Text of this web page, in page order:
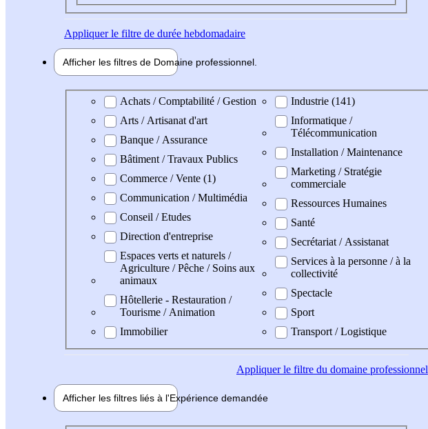
Appliquerle filtre de durée hebdomadaire
Afficher les filtres de Domaine professionnel
Domaine professionel
Achats / Comptabilité / Gestion
Arts / Artisanat d'art
Banque / Assurance
Bâtiment / Travaux Publics
Commerce / Vente (1)
Communication / Multimédia
Conseil / Etudes
Direction d'entreprise
Espaces verts et naturels /
Agriculture / Pêche / Soins aux
animaux
Hôtellerie - Restauration /
Tourisme / Animation
Immobilier
Industrie (141)
Informatique /
Télécommunication
Installation / Maintenance
Marketing / Stratégie
commerciale
Ressources Humaines
Santé
Secrétariat / Assistanat
Services à la personne / à la
collectivité
Spectacle
Sport
Transport / Logistique
Appliquerle filtre du domaine professionnel
Afficher les filtres liés à l'Expérience demandée